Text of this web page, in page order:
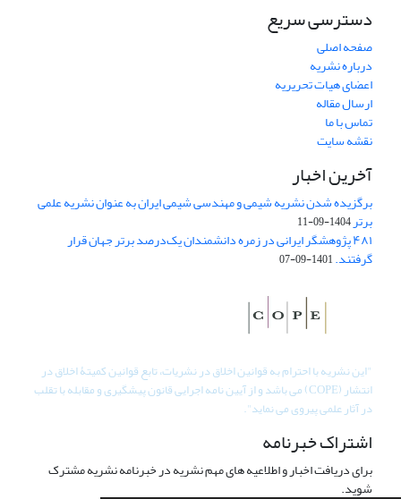
دسترسی سریع
صفحه اصلی
درباره نشریه
اعضای هیات تحریریه
ارسال مقاله
تماس با ما
نقشه سایت
آخرین اخبار
برگزیده شدن نشریه شیمی و مهندسی شیمی ایران به عنوان نشریه علمی
برتر1404-09-11
۴۸۱ پژوهشگر ایرانی در زمره دانشمندان یک‌درصد برتر جهان قرار
گرفتند.1401-09-07
"این نشریه با احترام به قوانین اخلاق در نشریات، تابع قوانین کمیتۀ اخلاق در
انتشار (COPE) می باشد و از آیین نامه اجرایی قانون پیشگیری و مقابله با تقلب
در آثار علمی پیروی می نماید".
اشتراک خبرنامه
برای دریافت اخبار و اطلاعیه های مهم نشریه در خبرنامه نشریه مشترک
شوید.